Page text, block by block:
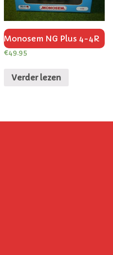
Monosem NG Plus 4-4R
€49.95
Verder lezen